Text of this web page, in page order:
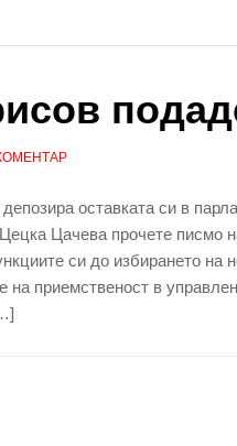
оставката си в
Цачева прочете писмо
си до избирането на
на приемственост в